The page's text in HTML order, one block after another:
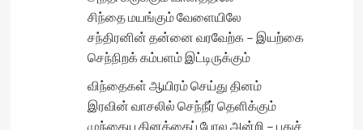
சிந்தை மயங்கும் வேளையிலே
சந்திரனின் தன்னை வரவேற்க – இயற்கை
செந்நிறக் கம்பளம் இட்டிருக்கும்
விந்தைகள் ஆயிரம் செய்து தினம்
இரவின் வாசலில் செந்நீர் தெளிக்கும்
முந்தைய தினத்தைப் போல அன்றி – புதுச்